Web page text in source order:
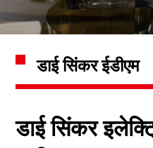
डाई सिंकर ईडीएम
डाई सिंकर